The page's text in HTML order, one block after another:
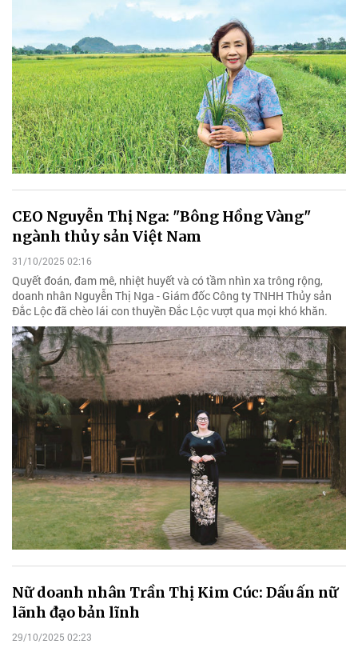
CEO Nguyễn Thị Nga: "Bông Hồng Vàng"
ngành thủy sản Việt Nam
31/10/2025 02:16
Quyết đoán, đam mê, nhiệt huyết và có tầm nhìn xa trông rộng,
doanh nhân Nguyễn Thị Nga - Giám đốc Công ty TNHH Thủy sản
Đắc Lộc đã chèo lái con thuyền Đắc Lộc vượt qua mọi khó khăn.
Nữ doanh nhân Trần Thị Kim Cúc: Dấu ấn nữ
lãnh đạo bản lĩnh
29/10/2025 02:23